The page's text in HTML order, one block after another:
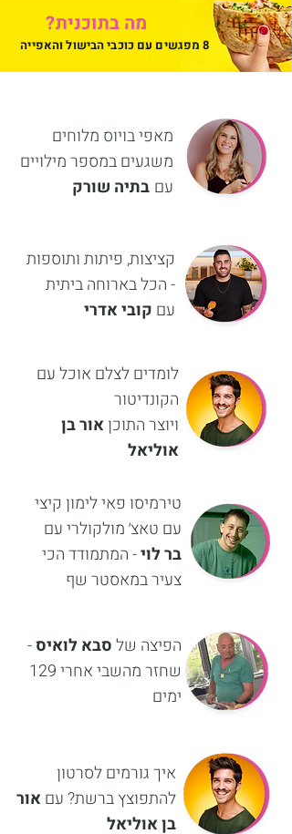
מה בתוכנית?
מאפי בויוס מלוחים
משגעים במספר מילויים
עם בתיה שורק
קציצות, פיתות ותוספות
- הכל בארוחה ביתית
עם קובי אדרי
לומדים לצלם אוכל עם
הקונדיטור
ויוצר התוכןאור בן
אוליאל
טירמיסו פאי לימון קיצי
עם טאצ׳ מולקולרי עם
בר לוי- המתמודד הכי
צעיר במאסטר שף
הפיצה שלסבא לואיס-
שחזר מהשבי אחרי 129
ימים
איך גורמים לסרטון
להתפוצץ ברשת? עםאור
בן אוליאל